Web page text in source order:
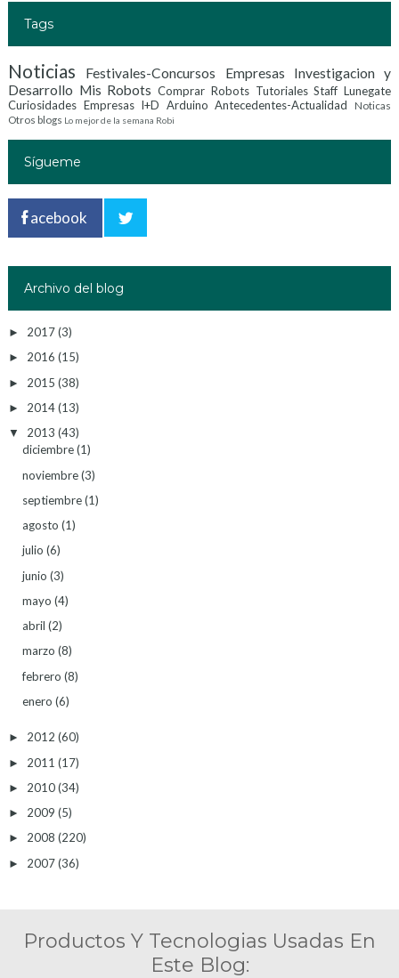
Tags
Noticias Festivales-Concursos
Empresas Investigacion y
Desarrollo Mis Robots Comprar Robots Tutoriales Staff Lunegate
Curiosidades Empresas I+D Arduino Antecedentes-Actualidad
Noticas
Otros blogs Lo mejor de la semana Robi
Sígueme
acebook
Archivo del blog
► 2017(3)
► 2016 (15)
► 2015 (38)
► 2014(13)
▼ 2013 (43)
diciembre(1)
noviembre(3)
septiembre(1)
agosto (1)
julio (6)
junio (3)
mayo (4)
abril (2)
marzo (8)
febrero (8)
enero (6)
► 2012 (60)
► 2011 (17)
► 2010(34)
► 2009 (5)
► 2008 (220)
► 2007(36)
Productos Y Tecnologias Usadas En
Este Blog: